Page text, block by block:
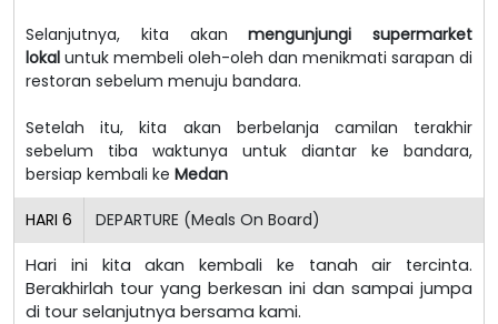
Selanjutnya, kita akanmengunjungi supermarket
lokal untuk membeli oleh-oleh dan menikmati sarapan di
restoran sebelum menuju bandara.
Setelah itu, kita akan berbelanja camilan terakhir
sebelum tiba waktunya untuk diantar ke bandara,
bersiap kembali ke Medan
HARI 6 DEPARTURE (Meals On Board)
Hari ini kita akan kembali ke tanah air tercinta.
Berakhirlah tour yang berkesan ini dan sampai jumpa
di tour selanjutnya bersama kami.